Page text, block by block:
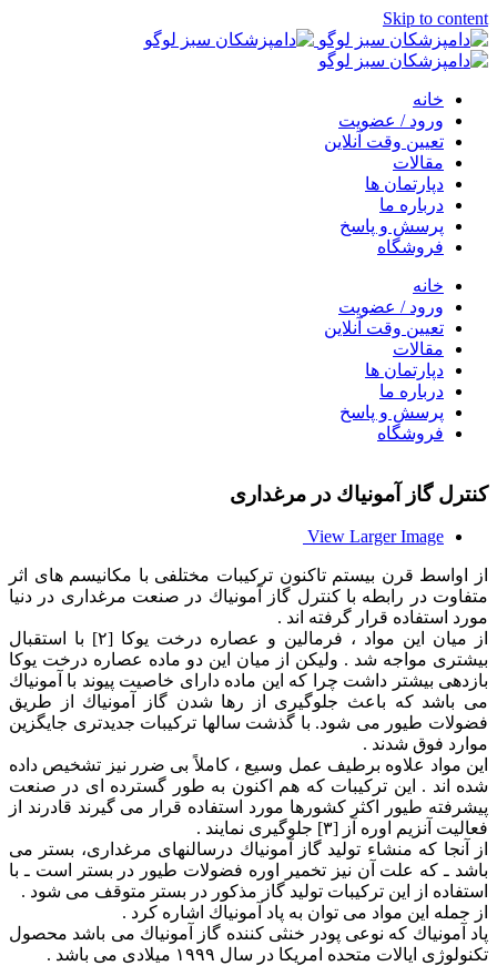
Skip to content
خانه
ورود / عضویت
تعیین وقت آنلاین
مقالات
دپارتمان ها
درباره ما
پرسش و پاسخ
فروشگاه
خانه
ورود / عضویت
تعیین وقت آنلاین
مقالات
دپارتمان ها
درباره ما
پرسش و پاسخ
فروشگاه
كنترل گاز آمونیاك در مرغداری
View Larger Image
از اواسط قرن بیستم تاكنون تركیبات مختلفی با مكانیسم های اثر
متفاوت در رابطه با كنترل گاز آمونیاك در صنعت مرغداری در دنیا
مورد استفاده قرار گرفته اند .
از میان این مواد ، فرمالین و عصاره درخت یوكا [۲] با استقبال
بیشتری مواجه شد . ولیكن از میان این دو ماده عصاره درخت یوكا
بازدهی بیشتر داشت چرا كه این ماده دارای خاصیت پیوند با آمونیاك
می باشد كه باعث جلوگیری از رها شدن گاز آمونیاك از طریق
فضولات طیور می شود. با گذشت سالها تركیبات جدیدتری جایگزین
موارد فوق شدند .
این مواد علاوه برطیف عمل وسیع ، كاملاً بی ضرر نیز تشخیص داده
شده اند . این تركیبات كه هم اكنون به طور گسترده ای در صنعت
پیشرفته طیور اكثر كشورها مورد استفاده قرار می گیرند قادرند از
فعالیت آنزیم اوره آز [۳] جلوگیری نمایند .
از آنجا كه منشاء تولید گاز آمونیاك درسالنهای مرغداری، بستر می
باشد ـ كه علت آن نیز تخمیر اوره فضولات طیور در بستر است ـ با
استفاده از این تركیبات تولید گاز مذكور در بستر متوقف می شود .
از جمله این مواد می توان به پاد آمونیاك اشاره كرد .
پاد آمونیاك كه نوعی پودر خنثی كننده گاز آمونیاك می باشد محصول
تكنولوژی ایالات متحده امریكا در سال ۱۹۹۹ میلادی می باشد .